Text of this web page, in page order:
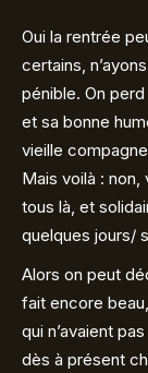
Oui la rentrée
certains,
pénible. On
et sa bonne
vieille
Mais voilà :
tous là, et
quelques jours/
Alors on peut
fait encore
qui n’avaient
dès à présent